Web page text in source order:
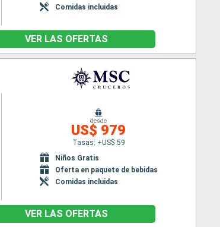
Comidas incluidas
VER LAS OFERTAS
desde
US$ 979
Tasas: +US$ 59
Niños Gratis
Oferta en paquete de bebidas
Comidas incluidas
VER LAS OFERTAS